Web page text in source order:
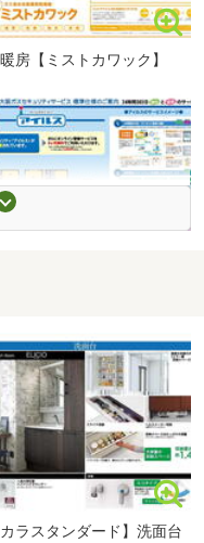
２時間）
もご案内いたしま
家も併せてご案内が可
も承りますので、お
房【ミストカワック】
カラスタンダード】洗面台